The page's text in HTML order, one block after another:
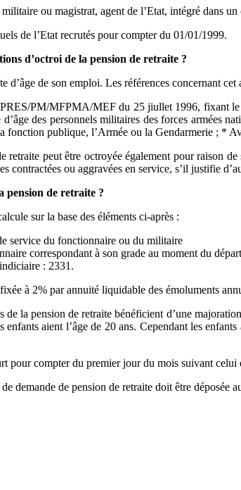
ou magistrat, agent de l’Etat, intégré dans
de l’Etat recrutés pour compter du 01/01/1999.
d’octroi de la pension de retraite ?
d’âge de son emploi. Les références concernant cet
PM/MFPMA/MEF du 25 jiullet 1996, fixant
des personnels militaires des forces armées
fonction publique, l’Armée ou la Gendarmerie ; *
retraite peut être octroyée également pour raison
contractées ou aggravées en service, s’il justifie
pension de retraite ?
sur la base des éléments ci-après :
service du fonctionnaire ou du militaire
correspondant à son grade au moment du
: 2331.
à 2% par annuité liquidable des émoluments
de la pension de retraite bénéficient d’une
enfants aient l’âge de 20 ans. Cependant les
pour compter du premier jour du mois suivant celui
demande de pension de retraite doit être déposée